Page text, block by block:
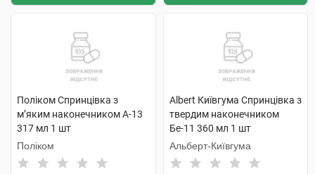
Поліком Спринцівка з
м’яким наконечником А-13
317 мл 1 шт
Поліком
Albert Київгума Спринцівка з
твердим наконечником
Бе-11 360 мл 1 шт
Альберт-Київгума